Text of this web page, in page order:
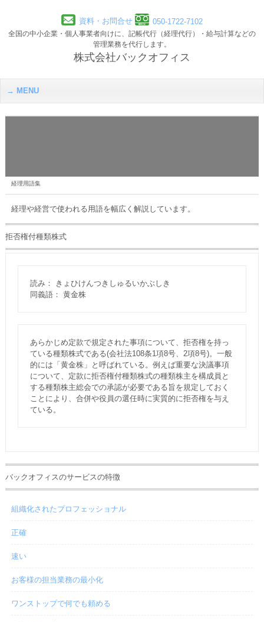
資料・お問合せ 050-1722-7102
全国の中小企業・個人事業者向けに、記帳代行（経理代行）・給与計算などの
管理業務を代行します。
株式会社バックオフィス
MENU
経理用語集
経理や経営で使われる用語を幅広く解説しています。
拒否権付種類株式
読み： きょひけんつきしゅるいかぶしき
同義語： 黄金株
あらかじめ定款で規定された事項について、拒否権を持っ
ている種類株式である(会社法108条1項8号、2項8号)。一般
的には「黄金株」と呼ばれている。例えば重要な決議事項
について、定款に拒否権付種類株式の種類株主を構成員と
する種類株主総会での承認が必要である旨を規定しておく
ことにより、合併や役員の選任時に実質的に拒否権を与え
ている。
バックオフィスのサービスの特徴
組織化されたプロフェッショナル
正確
速い
お客様の担当業務の最小化
ワンストップで何でも頼める